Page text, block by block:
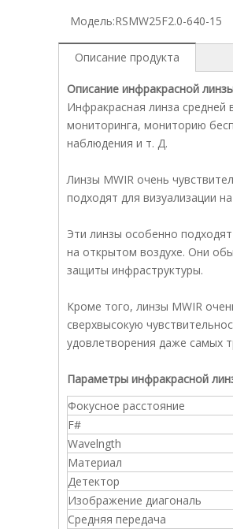
Модель:RSMW25F2.0-640-15
Описание продукта
Описание инфракрасной
Инфракрасная линза
мониторинга, мониторию
наблюдения и т. Д.
Линзы MWIR очень
подходят для визуализации
Эти линзы особенно
на открытом воздухе. Они
защиты инфраструктуры.
Кроме того, линзы MWIR
сверхвысокую
удовлетворения даже самых
Параметры инфракрасной
Фокусное расстояние
F#
Wavelngth
Материал
Детектор
Изображение диагональ
Средняя передача